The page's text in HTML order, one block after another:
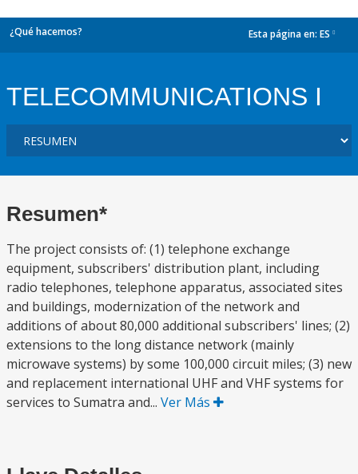
¿Qué hacemos? Esta página en: ES
TELECOMMUNICATIONS I
Resumen*
The project consists of: (1) telephone exchange
equipment, subscribers' distribution plant, including
radio telephones, telephone apparatus, associated sites
and buildings, modernization of the network and
additions of about 80,000 additional subscribers' lines; (2)
extensions to the long distance network (mainly
microwave systems) by some 100,000 circuit miles; (3) new
and replacement international UHF and VHF systems for
services to Sumatra and... Ver Más